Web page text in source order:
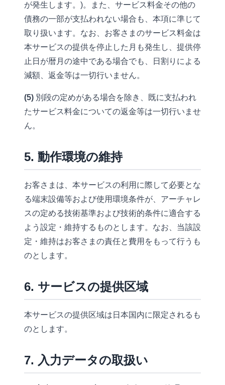
が発生します。)。また、サービス料金その他の
債務の一部が支払われない場合も、本項に準じて
取り扱います。なお、お客さまのサービス料金は
本サービスの提供を停止した月も発生し、提供停
止日が暦月の途中である場合でも、日割りによる
減額、返金等は一切行いません。
(5) 別段の定めがある場合を除き、既に支払われ
たサービス料金についての返金等は一切行いませ
ん。
5. 動作環境の維持
お客さまは、本サービスの利用に際して必要とな
る端末設備等および使用環境条件が、アーチャレ
スの定める技術基準および技術的条件に適合する
よう設定・維持するものとします。なお、当該設
定・維持はお客さまの責任と費用をもって行うも
のとします。
6. サービスの提供区域
本サービスの提供区域は日本国内に限定されるも
のとします。
7. 入力データの取扱い